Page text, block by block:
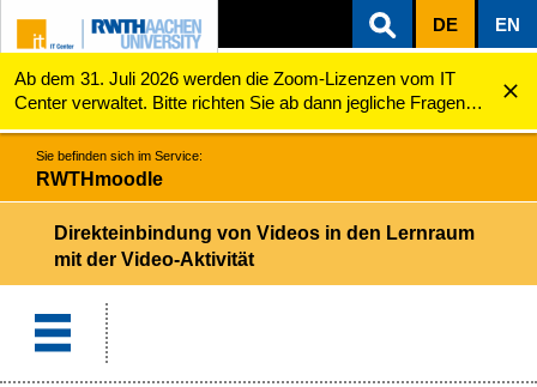
ZUM INHALTSBEREICH
ZUR HAUPTNAVIGATION
ZUR SUCHE
DE EN
Ab dem 31. Juli 2026 werden die Zoom-Lizenzen vom IT
Center verwaltet. Bitte richten Sie ab dann jegliche Fragen
zu den Zoom-Lizenzen (z.B. Probleme mit dem Login) an
servicedesk@itc.rwth-aachen.de.
RWTHmoodle
Sie befinden sich im Service:
RWTHmoodle
Direkteinbindung von Videos in den Lernraum
mit der Video-Aktivität